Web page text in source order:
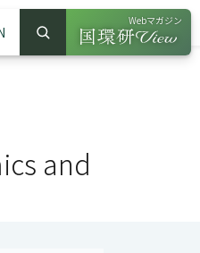
サイト内検索
検索
Webマガジン
（別ウインドウ
and